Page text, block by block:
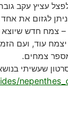
עציץ עקב
לגזום את
צמח חדש שיוצא
עוד, ועם
צמחים.
שעשיתי